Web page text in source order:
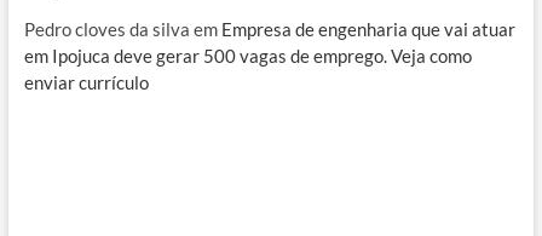
Pedro cloves da silva em Empresa de engenharia que vai atuar
em Ipojuca deve gerar 500 vagas de emprego. Veja como
enviar currículo